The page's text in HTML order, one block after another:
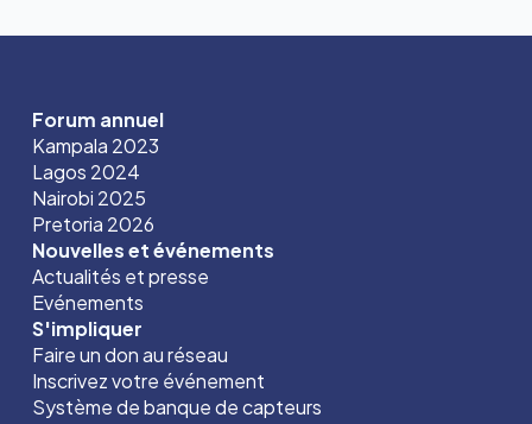
Forum annuel
Kampala 2023
Lagos 2024
Nairobi 2025
Pretoria 2026
Nouvelles et événements
Actualités et presse
Evénements
S'impliquer
Faire un don au réseau
Inscrivez votre événement
Système de banque de capteurs